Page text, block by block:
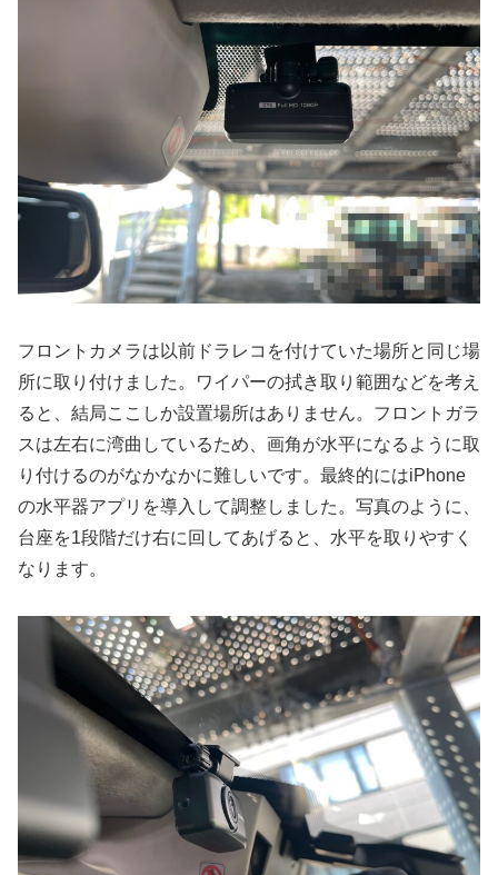
フロントカメラは以前ドラレコを付けていた場所と同じ場
所に取り付けました。ワイパーの拭き取り範囲などを考え
ると、結局ここしか設置場所はありません。フロントガラ
スは左右に湾曲しているため、画角が水平になるように取
り付けるのがなかなかに難しいです。最終的にはiPhone
の水平器アプリを導入して調整しました。写真のように、
台座を1段階だけ右に回してあげると、水平を取りやすく
なります。